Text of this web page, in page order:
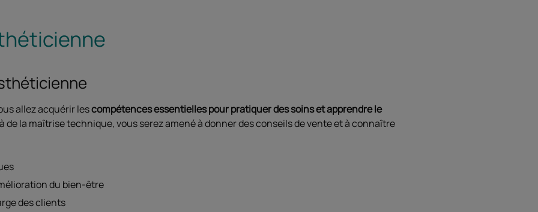
allez acquérir lescompétences essentielles pour pratiquer des soins et apprendre le
de la maîtrise technique, vous serez amené à donner des conseils de vente et à connaître
du bien-être
des clients